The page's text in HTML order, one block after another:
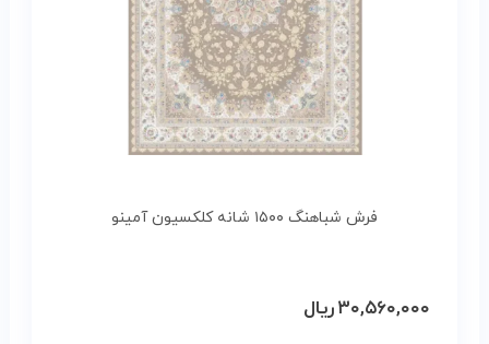
فرش شباهنگ ۱۵۰۰ شانه کلکسیون آمینو
۳۰,۵۶۰,۰۰۰ریال